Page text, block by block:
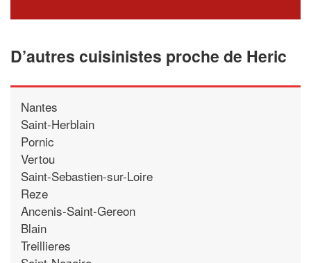
D’autres cuisinistes proche de Heric
Nantes
Saint-Herblain
Pornic
Vertou
Saint-Sebastien-sur-Loire
Reze
Ancenis-Saint-Gereon
Blain
Treillieres